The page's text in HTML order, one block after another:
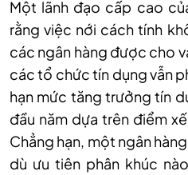
Một lãnh đạo cấp cao
rằng việc nới cách tính
các ngân hàng được cho
các tổ chức tín dụng vẫn
hạn mức tăng trưởng tín
đầu năm dựa trên điểm
Chẳng hạn, một ngân
dù ưu tiên phân khúc